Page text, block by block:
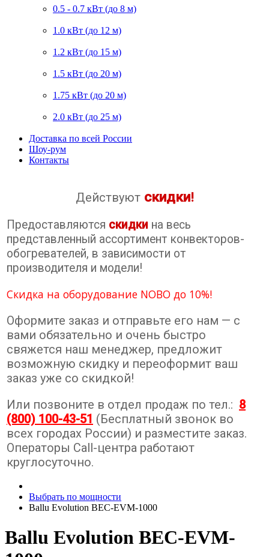
0.5 - 0.7 кВт (до 8 м)
1.0 кВт (до 12 м)
1.2 кВт (до 15 м)
1.5 кВт (до 20 м)
1.75 кВт (до 20 м)
2.0 кВт (до 25 м)
Доставка по всей России
Шоу-рум
Контакты
Действуютскидки!
Предоставляются скидки на весь
представленный ассортимент конвекторов-
обогревателей, в зависимости от
производителя и модели!
Скидка на оборудование NOBO до 10%!
Оформите заказ и отправьте его нам — с
вами обязательно и очень быстро
свяжется наш менеджер, предложит
возможную скидку и переоформит ваш
заказ уже со скидкой!
Или позвоните в отдел продаж по тел.: 8
(800) 100-43-51 (Бесплатный звонок во
всех городах России) и разместите заказ.
Операторы Call-центра работают
круглосуточно.
Выбрать по мощности
Ballu Evolution BEC-EVM-1000
Ballu Evolution BEC-EVM-